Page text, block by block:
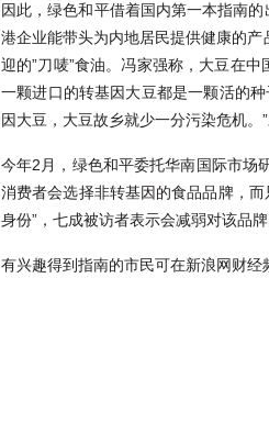
因此，绿色和平借着国内第一本指南
港企业能带头为内地居民提供健康的
迎的”刀唛”食油。冯家强称，大豆在
一颗进口的转基因大豆都是一颗活的
因大豆，大豆故乡就少一分污染危机
今年2月，绿色和平委托华南国际市场
消费者会选择非转基因的食品品牌，
身份”，七成被访者表示会减弱对该品
有兴趣得到指南的市民可在新浪网财